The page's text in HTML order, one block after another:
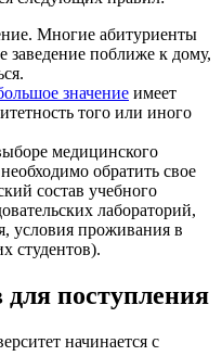
Многие абитуриенты
заведение поближе к дому,
значение имеет
того или иного
медицинского
обратить свое
состав учебного
лабораторий,
условия проживания в
студентов).
поступления
начинается с